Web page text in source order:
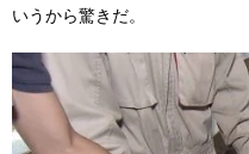
いうから驚きだ。